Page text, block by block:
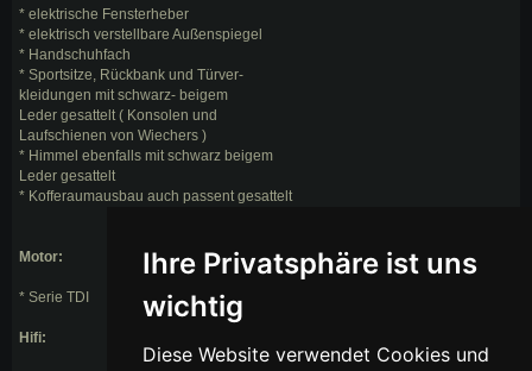
Ihre Privatsphäre ist uns
wichtig
Diese Website verwendet Cookies und
* elektrische Fensterheber
* elektrisch verstellbare Außenspiegel
* Handschuhfach
* Sportsitze, Rückbank und Türver-
kleidungen mit schwarz- beigem
Leder gesattelt ( Konsolen und
Laufschienen von Wiechers )
* Himmel ebenfalls mit schwarz beigem
Leder gesattelt
* Kofferaumausbau auch passent gesattelt
Motor:
* Serie TDI
Hifi: